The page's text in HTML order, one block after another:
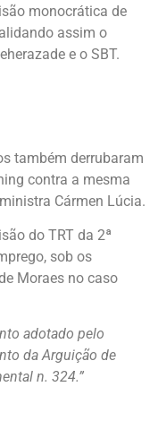
monocrática de
assim o
e o SBT.
também derrubaram
contra a mesma
Cármen Lúcia.
do TRT da 2ª
sob os
Moraes no caso
adotado pelo
da Arguição de
n. 324.”